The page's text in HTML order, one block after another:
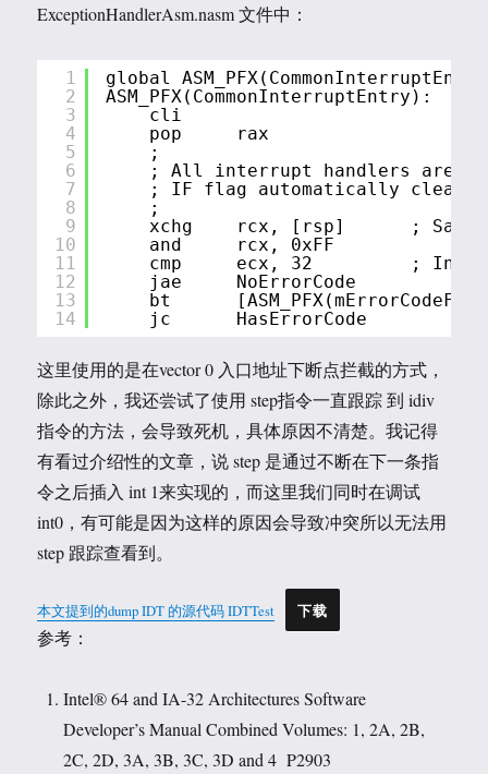
ExceptionHandlerAsm.nasm 文件中：
1
2
3
4
5
6
7
8
9
10
11
12
13
14
global
ASM_PFX(CommonInterruptEntry):
cli
pop     rax
;
; All interrupt handlers are
; IF flag automatically
;
xchg    rcx, [rsp]      ;
and     rcx, 0xFF
cmp     ecx, 32         ;
jae     NoErrorCode
bt
jc      HasErrorCode
这里使用的是在vector 0 入口地址下断点拦截的方式，
除此之外，我还尝试了使用 step指令一直跟踪 到 idiv
指令的方法，会导致死机，具体原因不清楚。我记得
有看过介绍性的文章，说 step 是通过不断在下一条指
令之后插入 int 1来实现的，而这里我们同时在调试
int0，有可能是因为这样的原因会导致冲突所以无法用
step 跟踪查看到。
本文提到的dump IDT 的源代码 IDTTest 下载
参考：
Intel® 64 and IA-32 Architectures Software
Developer’s Manual Combined Volumes: 1, 2A, 2B,
2C, 2D, 3A, 3B, 3C, 3D and 4 P2903